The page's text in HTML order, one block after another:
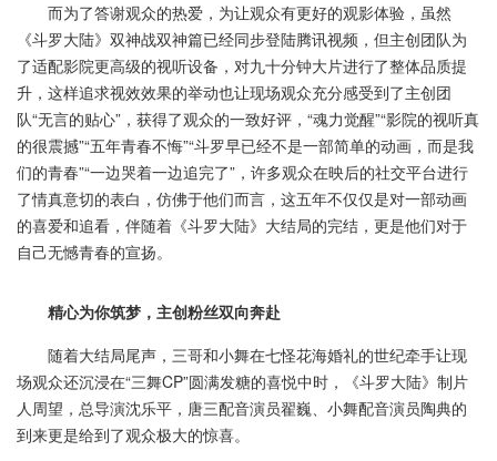
而为了答谢观众的热爱，为让观众有更好的观影体验，虽然
《斗罗大陆》双神战双神篇已经同步登陆腾讯视频，但主创团队为
了适配影院更高级的视听设备，对九十分钟大片进行了整体品质提
升，这样追求视效效果的举动也让现场观众充分感受到了主创团
队“无言的贴心”，获得了观众的一致好评，“魂力觉醒”“影院的视听真
的很震撼”“五年青春不悔”“斗罗早已经不是一部简单的动画，而是我
们的青春”“一边哭着一边追完了”，许多观众在映后的社交平台进行
了情真意切的表白，仿佛于他们而言，这五年不仅仅是对一部动画
的喜爱和追看，伴随着《斗罗大陆》大结局的完结，更是他们对于
自己无憾青春的宣扬。
精心为你筑梦，主创粉丝双向奔赴
随着大结局尾声，三哥和小舞在七怪花海婚礼的世纪牵手让现
场观众还沉浸在“三舞CP”圆满发糖的喜悦中时，《斗罗大陆》制片
人周望，总导演沈乐平，唐三配音演员翟巍、小舞配音演员陶典的
到来更是给到了观众极大的惊喜。